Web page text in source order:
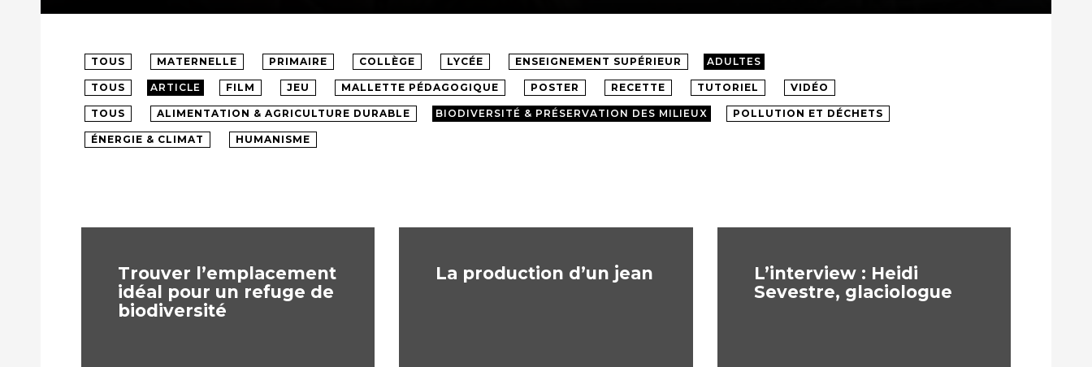
TOUS MATERNELLE PRIMAIRE COLLÈGE LYCÉE ENSEIGNEMENT SUPÉRIEUR ADULTES
TOUS ARTICLE FILM JEU MALLETTE PÉDAGOGIQUE POSTER RECETTE TUTORIEL VIDÉO
TOUS ALIMENTATION & AGRICULTURE DURABLE BIODIVERSITÉ & PRÉSERVATION DES MILIEUX POLLUTION ET DÉCHETS
ÉNERGIE & CLIMAT HUMANISME
Trouver l’emplacement
idéal pour un refuge de
biodiversité
La production d’un jean
L’interview : Heidi
Sevestre, glaciologue